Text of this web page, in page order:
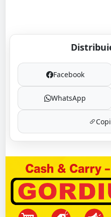
Facebook
WhatsApp